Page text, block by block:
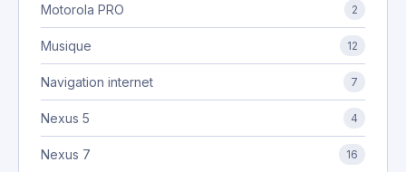
Motorola PRO 2
Musique 12
Navigation internet 7
Nexus 5 4
Nexus 7 16